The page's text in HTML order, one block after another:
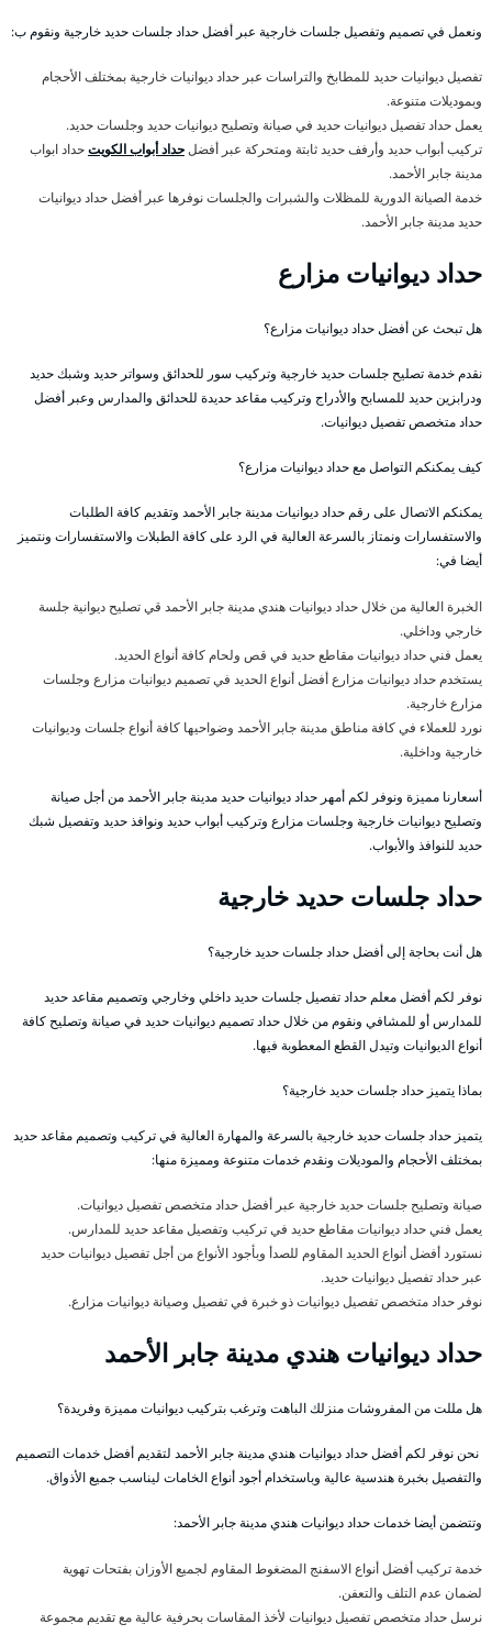
ونعمل في تصميم وتفصيل جلسات خارجية عبر أفضل حداد جلسات حديد خارجية ونقوم ب:
تفصيل ديوانيات حديد للمطابخ والتراسات عبر حداد ديوانيات خارجية بمختلف الأحجام
وبموديلات متنوعة.
يعمل حداد تفصيل ديوانيات حديد في صيانة وتصليح ديوانيات حديد وجلسات حديد.
تركيب أبواب حديد وأرفف حديد ثابتة ومتحركة عبر أفضلحداد أبواب الكويتحداد ابواب
مدينة جابر الأحمد.
خدمة الصيانة الدورية للمظلات والشبرات والجلسات نوفرها عبر أفضل حداد ديوانيات
حديد مدينة جابر الأحمد.
حداد ديوانيات مزارع
هل تبحث عن أفضل حداد ديوانيات مزارع؟
نقدم خدمة تصليح جلسات حديد خارجية وتركيب سور للحدائق وسواتر حديد وشبك حديد
ودرابزين حديد للمسابح والأدراج وتركيب مقاعد حديدة للحدائق والمدارس وعبر أفضل
حداد متخصص تفصيل ديوانيات.
كيف يمكنكم التواصل مع حداد ديوانيات مزارع؟
يمكنكم الاتصال على رقم حداد ديوانيات مدينة جابر الأحمد وتقديم كافة الطلبات
والاستفسارات ونمتاز بالسرعة العالية في الرد على كافة الطبلات والاستفسارات ونتميز
أيضا في:
الخبرة العالية من خلال حداد ديوانيات هندي مدينة جابر الأحمد قي تصليح ديوانية جلسة
خارجي وداخلي.
يعمل فني حداد ديوانيات مقاطع حديد في قص ولحام كافة أنواع الحديد.
يستخدم حداد ديوانيات مزارع أفضل أنواع الحديد في تصميم ديوانيات مزارع وجلسات
مزارع خارجية.
نورد للعملاء في كافة مناطق مدينة جابر الأحمد وضواحيها كافة أنواع جلسات وديوانيات
خارجية وداخلية.
أسعارنا مميزة ونوفر لكم أمهر حداد ديوانيات حديد مدينة جابر الأحمد من أجل صيانة
وتصليح ديوانيات خارجية وجلسات مزارع وتركيب أبواب حديد ونوافذ حديد وتفصيل شبك
حديد للنوافذ والأبواب.
حداد جلسات حديد خارجية
هل أنت بحاجة إلى أفضل حداد جلسات حديد خارجية؟
نوفر لكم أفضل معلم حداد تفصيل جلسات حديد داخلي وخارجي وتصميم مقاعد حديد
للمدارس أو للمشافي ونقوم من خلال حداد تصميم ديوانيات حديد في صيانة وتصليح كافة
أنواع الديوانيات وتيدل القطع المعطوبة فيها.
بماذا يتميز حداد جلسات حديد خارجية؟
يتميز حداد جلسات حديد خارجية بالسرعة والمهارة العالية في تركيب وتصميم مقاعد حديد
بمختلف الأحجام والموديلات ونقدم خدمات متنوعة ومميزة منها:
صيانة وتصليح جلسات حديد خارجية عبر أفضل حداد متخصص تفصيل ديوانيات.
يعمل فني حداد ديوانيات مقاطع حديد في تركيب وتفصيل مقاعد حديد للمدارس.
نستورد أفضل أنواع الحديد المقاوم للصدأ وبأجود الأنواع من أجل تفصيل ديوانيات حديد
عبر حداد تفصيل ديوانيات حديد.
نوفر حداد متخصص تفصيل ديوانيات ذو خبرة في تفصيل وصيانة ديوانيات مزارع.
حداد ديوانيات هندي مدينة جابر الأحمد
هل مللت من المفروشات منزلك الباهت وترغب بتركيب ديوانيات مميزة وفريدة؟
نحن نوفر لكم أفضل حداد ديوانيات هندي مدينة جابر الأحمد لتقديم أفضل خدمات التصميم
والتفصيل بخبرة هندسية عالية وباستخدام أجود أنواع الخامات ليناسب جميع الأذواق.
وتتضمن أيضا خدمات حداد ديوانيات هندي مدينة جابر الأحمد:
خدمة تركيب أفضل أنواع الاسفنج المضغوط المقاوم لجميع الأوزان بفتحات تهوية
لضمان عدم التلف والتعفن.
نرسل حداد متخصص تفصيل ديوانيات لأخذ المقاسات بحرفية عالية مع تقديم مجموعة